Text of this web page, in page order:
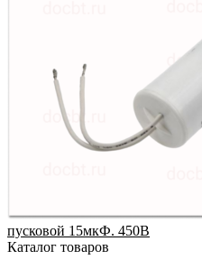
пусковой 15мкФ. 450В
Каталог товаров